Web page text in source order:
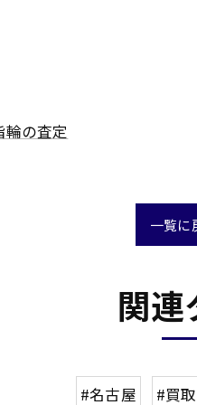
輪の査定
一覧に
関連
#名古屋 #買取